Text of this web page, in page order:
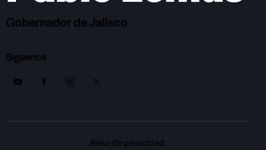
Gobernador de Jalisco
Síguenos
Aviso de privacidad